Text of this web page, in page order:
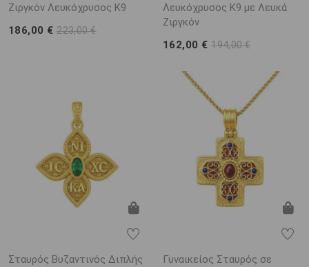
Ζιργκόν Λευκόχρυσος Κ9
186,00 €223,00 €
Λευκόχρυσος Κ9 με Λευκά
Ζιργκόν
162,00 €194,00 €
Σταυρός Βυζαντινός Διπλής
Γυναικείος Σταυρός σε